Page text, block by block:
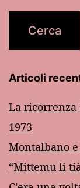
Articoli
La ricorrenza
1973
Montalbano
“Mittemu li